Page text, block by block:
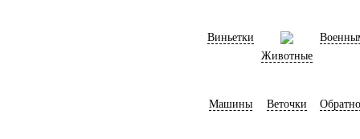
Виньетки
Животные
Машины Веточки